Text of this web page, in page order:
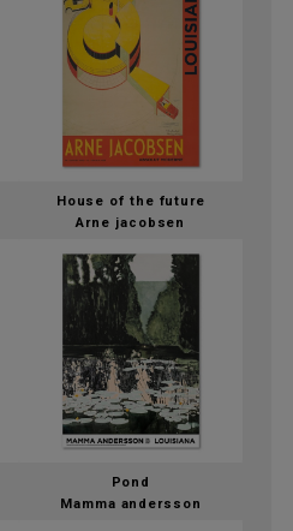
House of the future
Arne jacobsen
Pond
Mamma andersson